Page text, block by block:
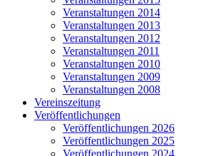
Veranstaltungen 2014
Veranstaltungen 2013
Veranstaltungen 2012
Veranstaltungen 2011
Veranstaltungen 2010
Veranstaltungen 2009
Veranstaltungen 2008
Vereinszeitung
Veröffentlichungen
Veröffentlichungen 2026
Veröffentlichungen 2025